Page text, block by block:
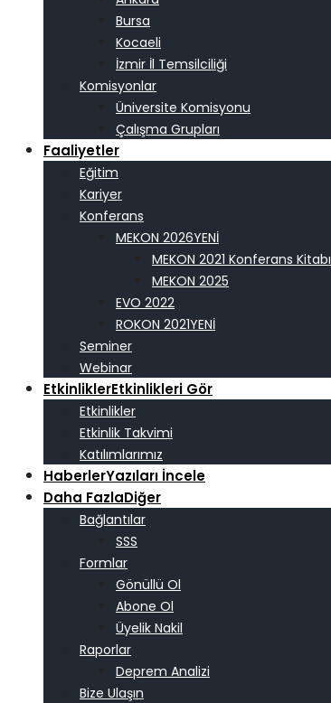
Bursa
Kocaeli
İzmir İl Temsilciliği
Komisyonlar
Üniversite Komisyonu
Çalışma Grupları
Faaliyetler
Eğitim
Kariyer
Konferans
MEKON 2026
MEKON 2021 Konferans Kitabı
MEKON 2025
EVO 2022
ROKON 2021
Seminer
Webinar
EtkinliklerEtkinlikleri Gör
Etkinlikler
Etkinlik Takvimi
Katılımlarımız
HaberlerYazıları İncele
Daha FazlaDiğer
Bağlantılar
SSS
Formlar
Gönüllü Ol
Abone Ol
Üyelik Nakil
Raporlar
Deprem Analizi
Bize Ulaşın